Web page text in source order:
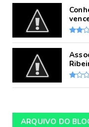
ARQUIVO DO